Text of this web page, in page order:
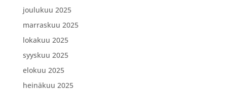
joulukuu 2025
marraskuu 2025
lokakuu 2025
syyskuu 2025
elokuu 2025
heinäkuu 2025